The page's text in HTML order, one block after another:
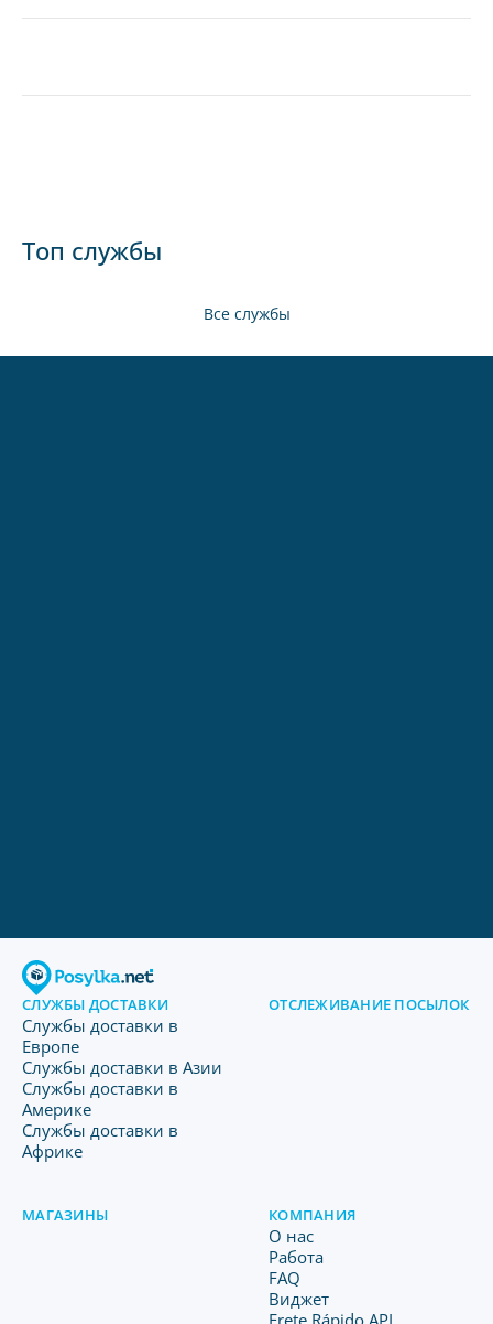
Топ службы
Все службы
СЛУЖБЫ ДОСТАВКИ
Службы доставки в
Европе
Службы доставки в Азии
Службы доставки в
Америке
Службы доставки в
Африке
ОТСЛЕЖИВАНИЕ ПОСЫЛОК
МАГАЗИНЫ КОМПАНИЯ
O нас
Работа
FAQ
Виджет
Frete Rápido API